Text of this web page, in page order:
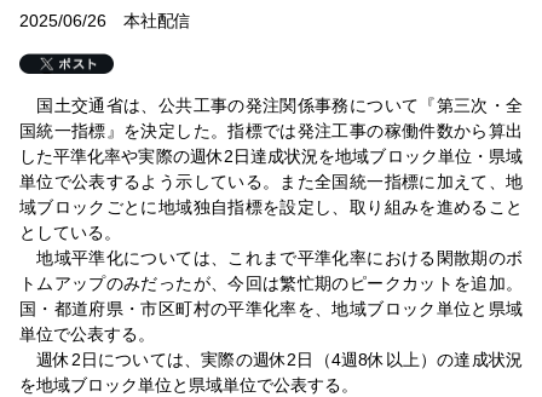
2025/06/26 本社配信
国土交通省は、公共工事の発注関係事務について『第三次・全
国統一指標』を決定した。指標では発注工事の稼働件数から算出
した平準化率や実際の週休2日達成状況を地域ブロック単位・県域
単位で公表するよう示している。また全国統一指標に加えて、地
域ブロックごとに地域独自指標を設定し、取り組みを進めること
としている。
地域平準化については、これまで平準化率における閑散期のボ
トムアップのみだったが、今回は繁忙期のピークカットを追加。
国・都道府県・市区町村の平準化率を、地域ブロック単位と県域
単位で公表する。
週休2日については、実際の週休2日（4週8休以上）の達成状況
を地域ブロック単位と県域単位で公表する。